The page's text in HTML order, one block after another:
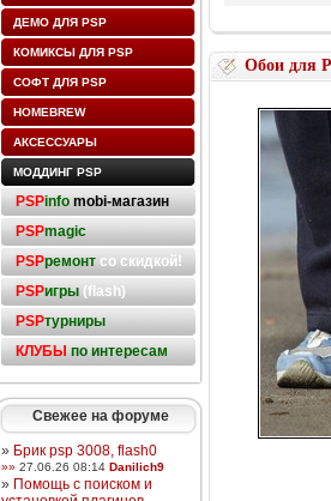
ДЕМО ДЛЯ PSP
КОМИКСЫ ДЛЯ PSP
СОФТ ДЛЯ PSP
HOMEBREW
АКСЕССУАРЫ
МОДДИНГ PSP
PSPinfo mobi-магазин
PSPmagic
PSPремонтсо скидкой!
PSPигры(flash)
PSPтурниры
КЛУБЫ по интересам
Свежее на форуме
» Брик psp 3008, flash0
»» 27.06.26 08:14 Danilich9
» Помощь с поиском и
Обои для